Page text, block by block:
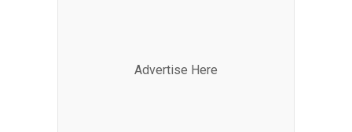
Advertise Here